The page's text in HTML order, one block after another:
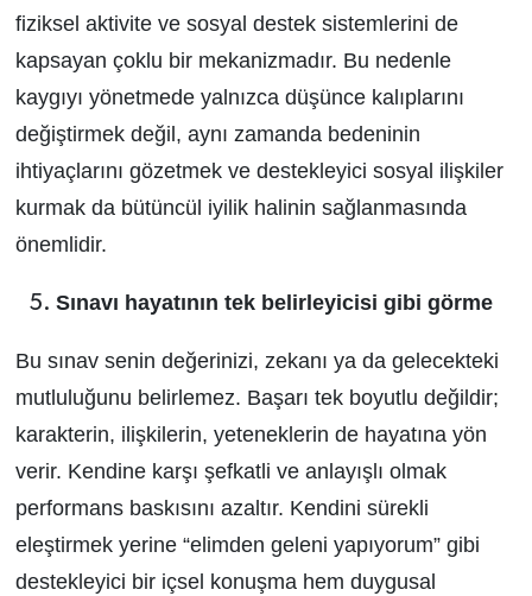
fiziksel aktivite ve sosyal destek sistemlerini de
kapsayan çoklu bir mekanizmadır. Bu nedenle
kaygıyı yönetmede yalnızca düşünce kalıplarını
değiştirmek değil, aynı zamanda bedeninin
ihtiyaçlarını gözetmek ve destekleyici sosyal ilişkiler
kurmak da bütüncül iyilik halinin sağlanmasında
önemlidir.
Sınavı hayatının tek belirleyicisi gibi görme
Bu sınav senin değerinizi, zekanı ya da gelecekteki
mutluluğunu belirlemez. Başarı tek boyutlu değildir;
karakterin, ilişkilerin, yeteneklerin de hayatına yön
verir. Kendine karşı şefkatli ve anlayışlı olmak
performans baskısını azaltır. Kendini sürekli
eleştirmek yerine “elimden geleni yapıyorum” gibi
destekleyici bir içsel konuşma hem duygusal